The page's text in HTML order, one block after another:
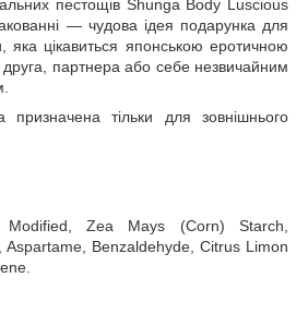
пестощів Shunga Body Luscious
— чудова ідея подарунка для
цікавиться японською еротичною
партнера або себе незвичайним
призначена тільки для зовнішнього
Zea Mays (Corn) Starch,
Aspartame, Benzaldehyde, Citrus Limon